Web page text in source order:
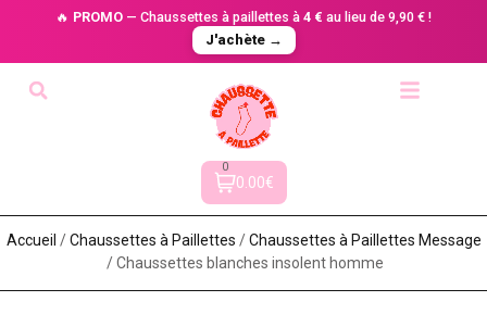
🔥 PROMO — Chaussettes à paillettes à 4 € au lieu de 9,90 € !
J'achète →
0
0.00€
Accueil /Chaussettes à Paillette​s /Chaussettes à Paillettes Message​
/ Chaussettes blanches insolent homme